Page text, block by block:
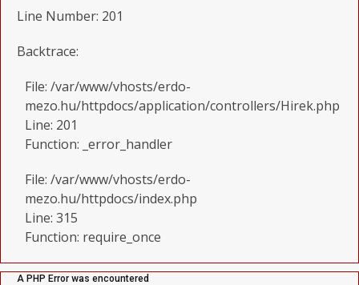
Line Number: 201
Backtrace:
File: /var/www/vhosts/erdo-
mezo.hu/httpdocs/application/controllers/Hirek.php
Line: 201
Function: _error_handler
File: /var/www/vhosts/erdo-
mezo.hu/httpdocs/index.php
Line: 315
Function: require_once
A PHP Error was encountered